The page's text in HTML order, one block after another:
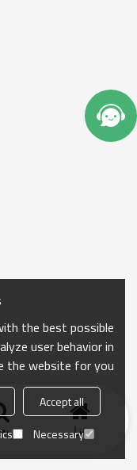
منزل
the best possible
user behavior in
the website for you.
Accept all
Necessary